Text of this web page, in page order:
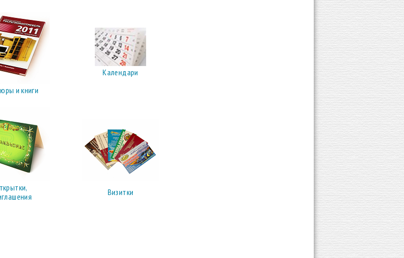
и книги
Календари
Визитки